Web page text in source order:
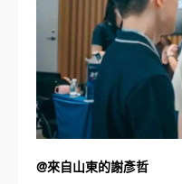
@來自山東的謝彥哲